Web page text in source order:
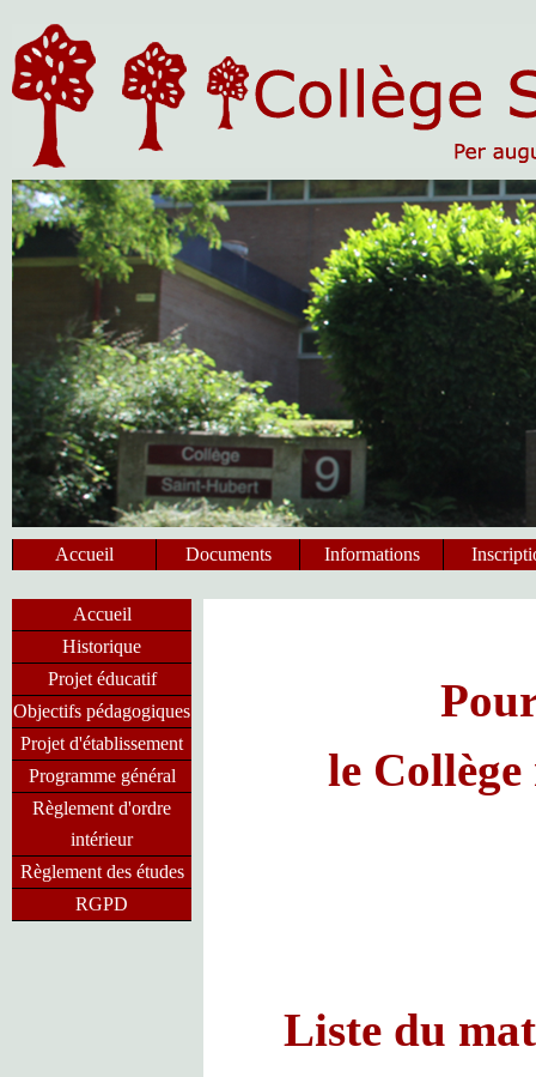
Accueil Documents Informations
Accueil
Historique
Projet éducatif
Objectifs pédagogiques
Projet d'établissement
Programme général
Règlement d'ordre
intérieur
Règlement des études
RGPD
le Collège
Liste du